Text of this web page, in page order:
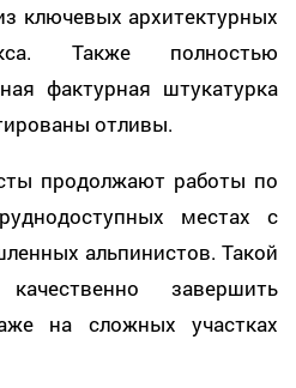
ключевых архитектурных
Также полностью
фактурная штукатурка
отливы.
продолжают работы по
местах с
альпинистов. Такой
завершить
на сложных участках